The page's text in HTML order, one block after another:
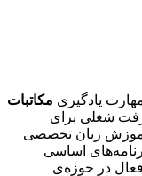
یادگیری مکاتبات
شغلی برای
زبان تخصصی
اساسی
در حوزه‌ی